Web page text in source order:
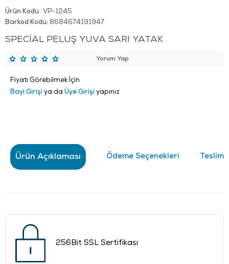
Ürün Kodu : VP-1245
Barkod Kodu: 8684674191947
SPECİAL PELUŞ YUVA SARI YATAK
Yorum Yap
Fiyatı Görebilmek İçin
Bayi Girişi ya da Üye Girişi yapınız
Ürün Açıklaması Ödeme Seçenekleri
256Bit SSL Sertifikası